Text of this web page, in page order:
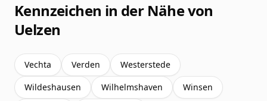
Kennzeichen in der Nähe von
Uelzen
Vechta Verden
Westerstede
Wildeshausen
Wilhelmshaven
Winsen